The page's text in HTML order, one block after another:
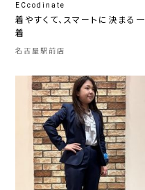
ECcodinate
着やすくて、スマートに決まる一
着
名古屋駅前店